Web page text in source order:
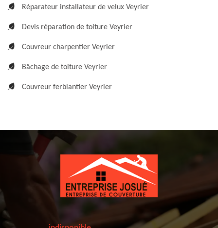
Réparateur installateur de velux Veyrier
Devis réparation de toiture Veyrier
Couvreur charpentier Veyrier
Bâchage de toiture Veyrier
Couvreur ferblantier Veyrier